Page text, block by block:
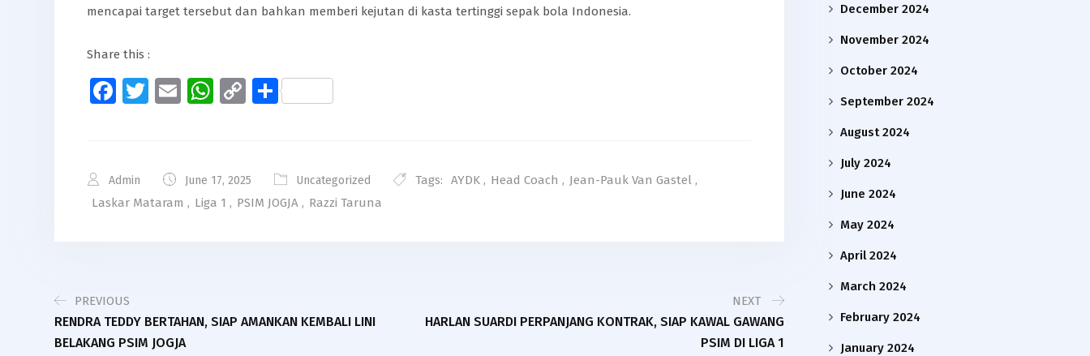
mencapai target tersebut dan bahkan memberi kejutan di kasta tertinggi sepak bola Indonesia.
Share this :
Facebook
Twitter
EmailWhatsApp
CopyShare
Admin June 17, 2025 Uncategorized Tags: AYDK , Head Coach , Jean-Pauk Van Gastel ,
Laskar Mataram , Liga 1 , PSIM JOGJA , Razzi Taruna
PREVIOUS
RENDRA TEDDY BERTAHAN, SIAP AMANKAN KEMBALI LINI
BELAKANG PSIM JOGJA
NEXT
HARLAN SUARDI PERPANJANG KONTRAK, SIAP KAWAL GAWANG
PSIM DI LIGA 1
December 2024
November 2024
October 2024
September 2024
August 2024
July 2024
June 2024
May 2024
April 2024
March 2024
February 2024
January 2024